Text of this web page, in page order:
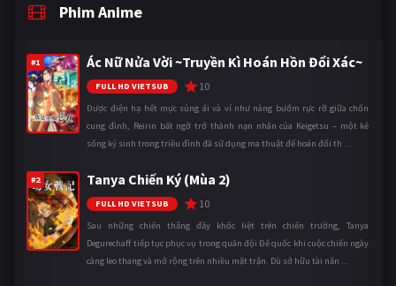
Phim Anime
#1 Ác Nữ Nửa Vời ~Truyền Kì Hoán Hồn Đổi Xác~
FULL HD VIETSUB 10
Được điện hạ hết mực sủng ái và ví như nàng bướm rực rỡ giữa chốn
cung đình, Reirin bất ngờ trở thành nạn nhân của Keigetsu – một kẻ
sống ký sinh trong triều đình đã sử dụng ma thuật để hoán đổi th ...
#2 Tanya Chiến Ký (Mùa 2)
FULL HD VIETSUB 10
Sau những chiến thắng đầy khốc liệt trên chiến trường, Tanya
Degurechaff tiếp tục phục vụ trong quân đội Đế quốc khi cuộc chiến ngày
càng leo thang và mở rộng trên nhiều mặt trận. Dù sở hữu tài năn ...